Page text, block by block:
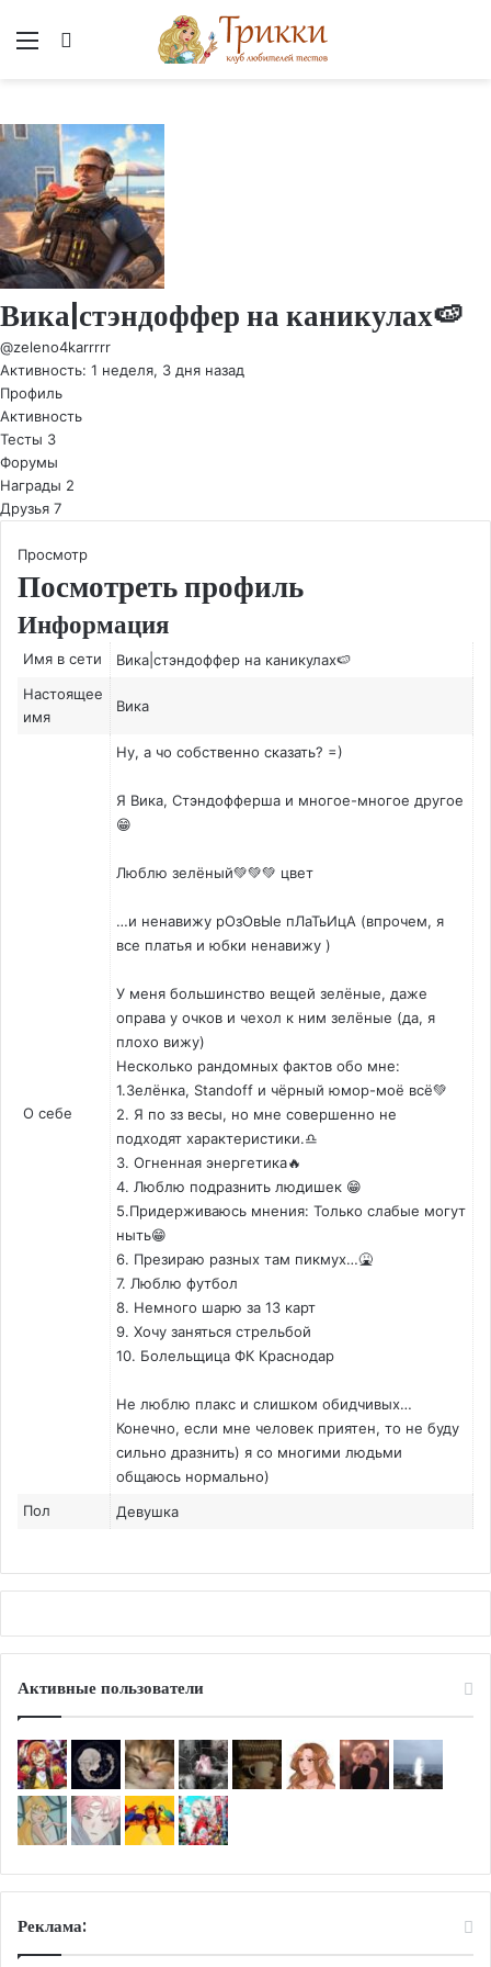
Меню
Вика|стэндоффер на каникулах🍉
@zeleno4karrrrr
Активность: 1 неделя, 3 дня назад
Профиль
Активность
Тесты 3
Форумы
Награды 2
Друзья 7
Просмотр
Посмотреть профиль
Информация
Имя в сети
Вика|стэндоффер на каникулах🍉
Настоящее
имя
Вика
О себе
Ну, а чо собственно сказать? =)
Я Вика, Стэндофферша и многое-многое другое
😁
Люблю зелёный💚💚💚 цвет
…и ненавижу рОзОвЫе пЛаТьИцА (впрочем, я
все платья и юбки ненавижу )
У меня большинство вещей зелёные, даже
оправа у очков и чехол к ним зелёные (да, я
плохо вижу)
Несколько рандомных фактов обо мне:
1.Зелёнка, Standoff и чёрный юмор-моё всё💚
2. Я по зз весы, но мне совершенно не
подходят характеристики.♎
3. Огненная энергетика🔥
4. Люблю подразнить людишек 😁
5.Придерживаюсь мнения: Только слабые могут
ныть😁
6. Презираю разных там пикмух…🤮
7. Люблю футбол
8. Немного шарю за 13 карт
9. Хочу заняться стрельбой
10. Болельщица ФК Краснодар
Не люблю плакс и слишком обидчивых…
Конечно, если мне человек приятен, то не буду
сильно дразнить) я со многими людьми
общаюсь нормально)
Пол
Девушка
Активные пользователи
Реклама: